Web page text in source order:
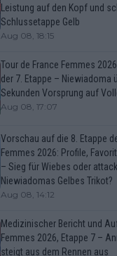
Leistung auf den Kopf und
Schlussetappe Gelb
Aug 08, 18:15
Tour de France Femmes
der 7. Etappe – Niewiadoma
Sekunden Vorsprung auf
Aug 08, 17:07
Vorschau auf die 8. Etappe
Femmes 2026: Profile,
– Sieg für Wiebes oder
Niewiadomas Gelbes Trikot?
Aug 08, 14:12
Medizinischer Bericht und
Femmes 2026, Etappe 7 –
steigt aus dem Rennen aus